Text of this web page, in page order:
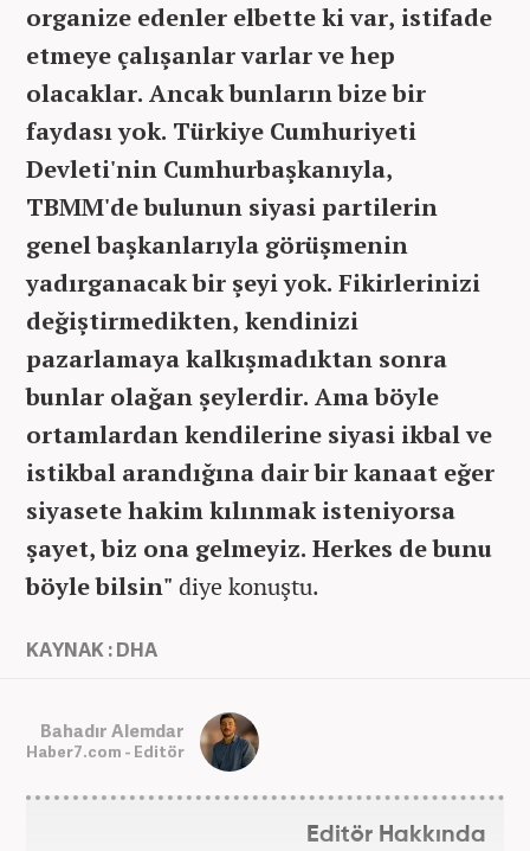
organize edenler elbette ki var, istifade
etmeye çalışanlar varlar ve hep
olacaklar. Ancak bunların bize bir
faydası yok. Türkiye Cumhuriyeti
Devleti'nin Cumhurbaşkanıyla,
TBMM'de bulunun siyasi partilerin
genel başkanlarıyla görüşmenin
yadırganacak bir şeyi yok. Fikirlerinizi
değiştirmedikten, kendinizi
pazarlamaya kalkışmadıktan sonra
bunlar olağan şeylerdir. Ama böyle
ortamlardan kendilerine siyasi ikbal ve
istikbal arandığına dair bir kanaat eğer
siyasete hakim kılınmak isteniyorsa
şayet, biz ona gelmeyiz. Herkes de bunu
böyle bilsin" diye konuştu.
KAYNAK : DHA
Bahadır Alemdar
Haber7.com - Editör
Editör Hakkında